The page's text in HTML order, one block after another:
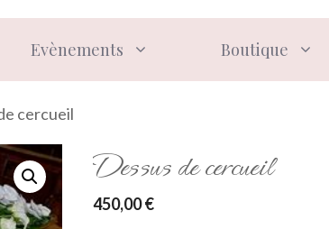
Evènements Boutique
cercueil
Dessus de cercueil
450,00€